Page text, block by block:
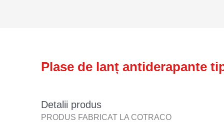
Plase de lanț antiderapante
Detalii produs
PRODUS FABRICAT LA COTRACO